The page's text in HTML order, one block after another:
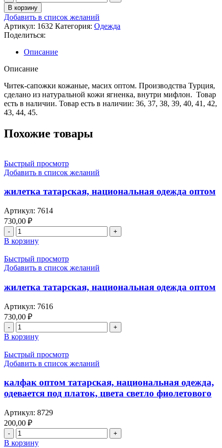
В корзину
Добавить в список желаний
Артикул: 1632 Категория: Одежда
Поделиться:
Описание
Описание
Читек-сапожки кожаные, масих оптом. Производства Турция,
сделано из натуральной кожи ягненка, внутри мифлон. Товар
есть в наличии. Товар есть в наличии: 36, 37, 38, 39, 40, 41, 42,
43, 44, 45.
Похожие товары
Быстрый просмотр
Добавить в список желаний
жилетка татарская, национальная одежда оптом
Артикул: 7614
730,00 ₽
В корзину
Быстрый просмотр
Добавить в список желаний
жилетка татарская, национальная одежда оптом
Артикул: 7616
730,00 ₽
В корзину
Быстрый просмотр
Добавить в список желаний
калфак оптом татарская, национальная одежда,
одевается под платок, цвета светло фиолетового
Артикул: 8729
200,00 ₽
В корзину